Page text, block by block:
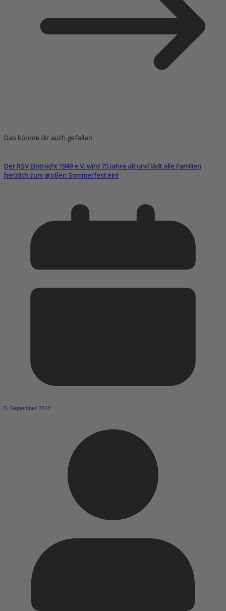
Das könnte dir auch gefallen
Der RSV Eintracht 1949 e.V. wird 75 Jahre alt und lädt alle Familien
herzlich zum großen Sommerfest ein!
5. September 2024